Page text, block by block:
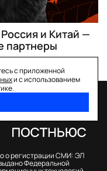
и Китай —
партнеры
с приложенной
и с использованием
о регистрации СМИ: ЭЛ
Федеральной